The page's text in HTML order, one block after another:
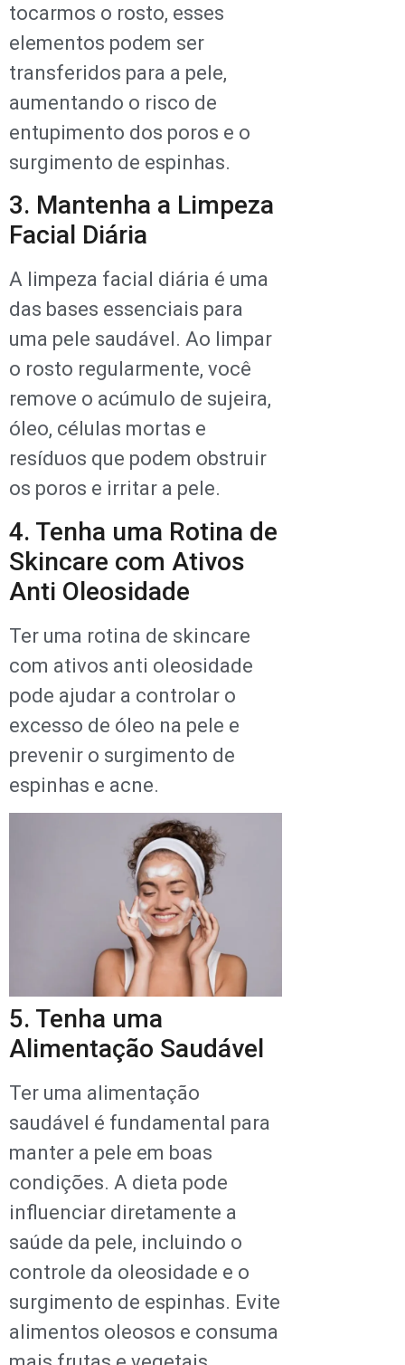
tocarmos o rosto, esses
elementos podem ser
transferidos para a pele,
aumentando o risco de
entupimento dos poros e o
surgimento de espinhas.
3. Mantenha a Limpeza
Facial Diária
A limpeza facial diária é uma
das bases essenciais para
uma pele saudável. Ao limpar
o rosto regularmente, você
remove o acúmulo de sujeira,
óleo, células mortas e
resíduos que podem obstruir
os poros e irritar a pele.
4. Tenha uma Rotina de
Skincare com Ativos
Anti Oleosidade
Ter uma rotina de skincare
com ativos anti oleosidade
pode ajudar a controlar o
excesso de óleo na pele e
prevenir o surgimento de
espinhas e acne.
5. Tenha uma
Alimentação Saudável
Ter uma alimentação
saudável é fundamental para
manter a pele em boas
condições. A dieta pode
influenciar diretamente a
saúde da pele, incluindo o
controle da oleosidade e o
surgimento de espinhas. Evite
alimentos oleosos e consuma